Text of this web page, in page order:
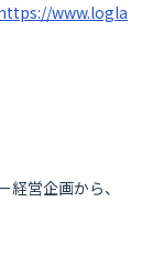
www.logla
営企画から、